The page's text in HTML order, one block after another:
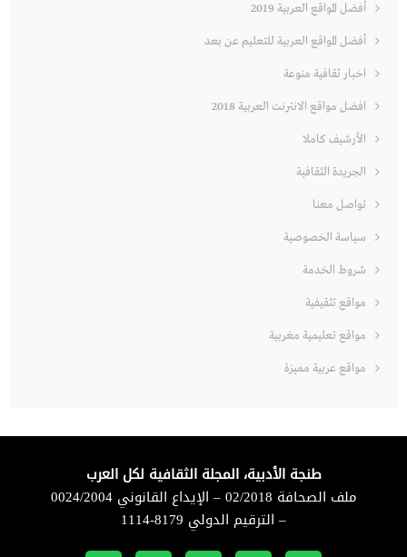
أفضل المواقع العربية 2019
أفضل المواقع العربية للتعليم عن بعد
اخبار ثقافية منوعة
افضل مواقع الانترنت العربية 2018
الأرشيف كاملا
الجريدة الثقافية
تواصل معنا
سياسة الخصوصية
شروط الخدمة
مواقع تثقيفية
مواقع تعليمية مغربية
مواقع عربية مميزة
طنجة الأدبية، المجلة الثقافية لكل العرب
ملف الصحافة 02/2018 – الإيداع القانوني 0024/2004
– الترقيم الدولي 8179-1114